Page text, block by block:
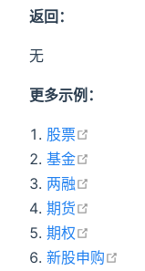
返回：
无
更多示例：
股票
基金
两融
期货
期权
新股申购